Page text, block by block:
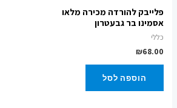
פלייבק להורדה מכירה מלאו
אסמינו בר גבעטרון
כללי
₪68.00
הוספה לסל